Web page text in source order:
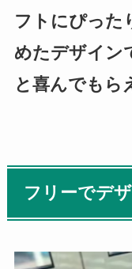
フトにぴった
めたデザイン
と喜んでもら
フリーでデ